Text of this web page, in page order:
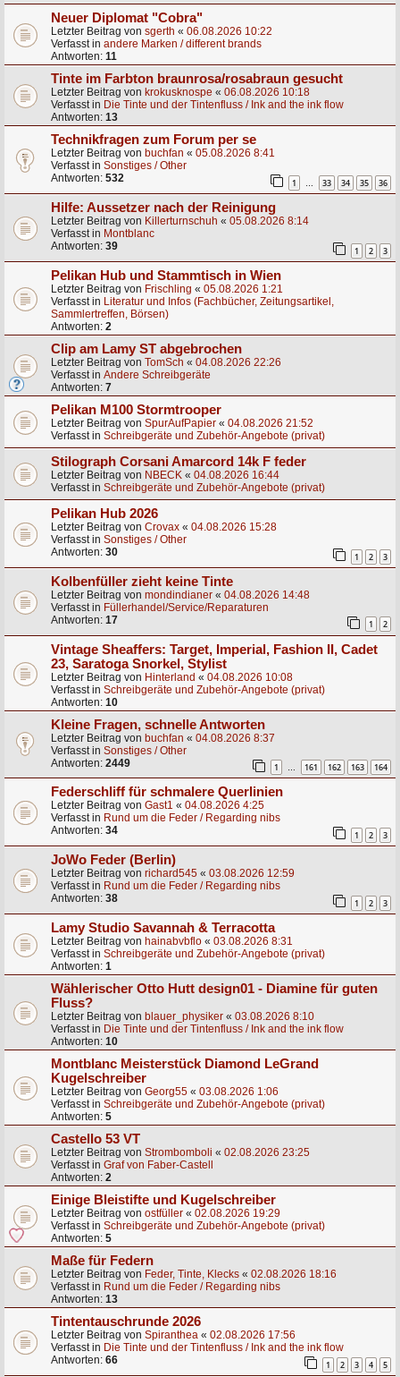
Neuer Diplomat "Cobra"
Letzter Beitrag von sgerth « 06.08.2026 10:22
Verfasst in andere Marken / different brands
Antworten: 11
Tinte im Farbton braunrosa/rosabraun gesucht
Letzter Beitrag von krokusknospe « 06.08.2026 10:18
Verfasst in Die Tinte und der Tintenfluss / Ink and the ink flow
Antworten: 13
Technikfragen zum Forum per se
Letzter Beitrag von buchfan « 05.08.2026 8:41
Verfasst in Sonstiges / Other
Antworten: 532 1 … 33 34 35 36
Hilfe: Aussetzer nach der Reinigung
Letzter Beitrag von Killerturnschuh « 05.08.2026 8:14
Verfasst in Montblanc
Antworten: 39 1 2 3
Pelikan Hub und Stammtisch in Wien
Letzter Beitrag von Frischling « 05.08.2026 1:21
Verfasst in Literatur und Infos (Fachbücher, Zeitungsartikel,
Sammlertreffen, Börsen)
Antworten: 2
Clip am Lamy ST abgebrochen
Letzter Beitrag von TomSch « 04.08.2026 22:26
Verfasst in Andere Schreibgeräte
Antworten: 7
Pelikan M100 Stormtrooper
Letzter Beitrag von SpurAufPapier « 04.08.2026 21:52
Verfasst in Schreibgeräte und Zubehör-Angebote (privat)
Stilograph Corsani Amarcord 14k F feder
Letzter Beitrag von NBECK « 04.08.2026 16:44
Verfasst in Schreibgeräte und Zubehör-Angebote (privat)
Pelikan Hub 2026
Letzter Beitrag von Crovax « 04.08.2026 15:28
Verfasst in Sonstiges / Other
Antworten: 30 1 2 3
Kolbenfüller zieht keine Tinte
Letzter Beitrag von mondindianer « 04.08.2026 14:48
Verfasst in Füllerhandel/Service/Reparaturen
Antworten: 17 1 2
Vintage Sheaffers: Target, Imperial, Fashion II, Cadet
23, Saratoga Snorkel, Stylist
Letzter Beitrag von Hinterland « 04.08.2026 10:08
Verfasst in Schreibgeräte und Zubehör-Angebote (privat)
Antworten: 10
Kleine Fragen, schnelle Antworten
Letzter Beitrag von buchfan « 04.08.2026 8:37
Verfasst in Sonstiges / Other
Antworten: 2449 1 … 161 162 163 164
Federschliff für schmalere Querlinien
Letzter Beitrag von Gast1 « 04.08.2026 4:25
Verfasst in Rund um die Feder / Regarding nibs
Antworten: 34 1 2 3
JoWo Feder (Berlin)
Letzter Beitrag von richard545 « 03.08.2026 12:59
Verfasst in Rund um die Feder / Regarding nibs
Antworten: 38 1 2 3
Lamy Studio Savannah & Terracotta
Letzter Beitrag von hainabvbflo « 03.08.2026 8:31
Verfasst in Schreibgeräte und Zubehör-Angebote (privat)
Antworten: 1
Wählerischer Otto Hutt design01 - Diamine für guten
Fluss?
Letzter Beitrag von blauer_physiker « 03.08.2026 8:10
Verfasst in Die Tinte und der Tintenfluss / Ink and the ink flow
Antworten: 10
Montblanc Meisterstück Diamond LeGrand
Kugelschreiber
Letzter Beitrag von Georg55 « 03.08.2026 1:06
Verfasst in Schreibgeräte und Zubehör-Angebote (privat)
Antworten: 5
Castello 53 VT
Letzter Beitrag von Strombomboli « 02.08.2026 23:25
Verfasst in Graf von Faber-Castell
Antworten: 2
Einige Bleistifte und Kugelschreiber
Letzter Beitrag von ostfüller « 02.08.2026 19:29
Verfasst in Schreibgeräte und Zubehör-Angebote (privat)
Antworten: 5
Maße für Federn
Letzter Beitrag von Feder, Tinte, Klecks « 02.08.2026 18:16
Verfasst in Rund um die Feder / Regarding nibs
Antworten: 13
Tintentauschrunde 2026
Letzter Beitrag von Spiranthea « 02.08.2026 17:56
Verfasst in Die Tinte und der Tintenfluss / Ink and the ink flow
Antworten: 66 1 2 3 4 5